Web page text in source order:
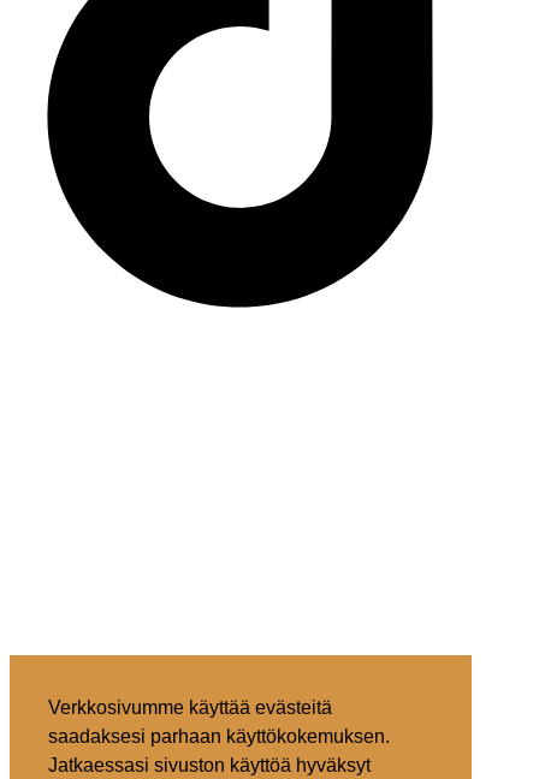
Verkkosivumme käyttää evästeitä
saadaksesi parhaan käyttökokemuksen.
Jatkaessasi sivuston käyttöä hyväksyt